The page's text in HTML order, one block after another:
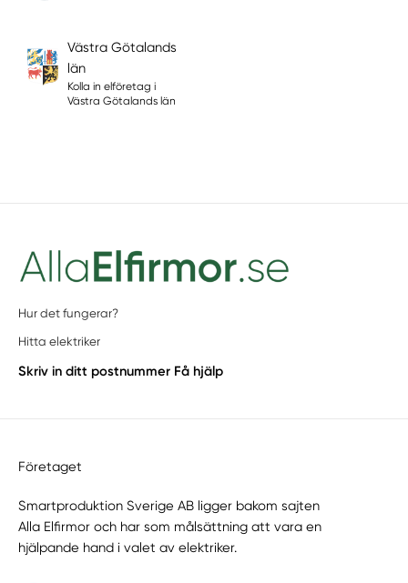
Västra Götalands
län
Kolla in elföretag i
Västra Götalands län
Hur det fungerar?
Hitta elektriker
Skriv in ditt postnummer Få hjälp
Företaget
Smartproduktion Sverige AB ligger bakom sajten
Alla Elfirmor och har som målsättning att vara en
hjälpande hand i valet av elektriker.